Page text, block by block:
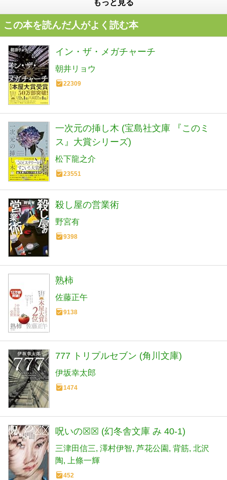
もっと見る
この本を読んだ人がよく読む本
イン・ザ・メガチャーチ
朝井リョウ
22309
一次元の挿し木 (宝島社文庫 『このミ
ス』大賞シリーズ)
松下龍之介
23551
殺し屋の営業術
野宮有
9398
熟柿
佐藤正午
9138
777 トリプルセブン (角川文庫)
伊坂幸太郎
1474
呪いの☒☒ (幻冬舎文庫 み 40-1)
三津田信三 澤村伊智 芦花公園 背筋 北沢
陶 上條一輝
452